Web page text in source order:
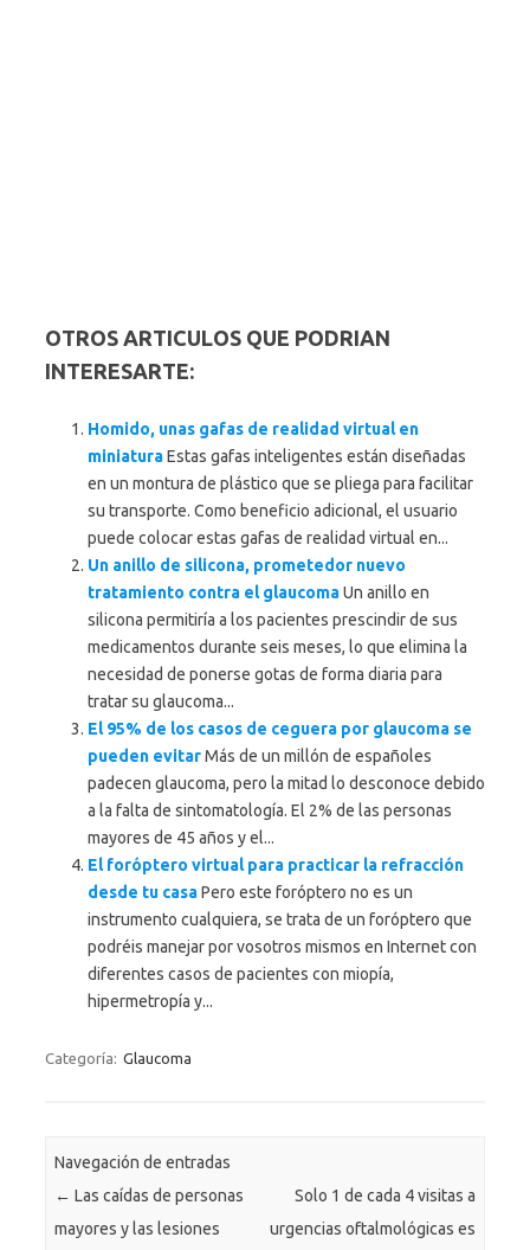
OTROS ARTICULOS QUE PODRIAN
INTERESARTE:
Homido, unas gafas de realidad virtual en
miniaturaEstas gafas inteligentes están diseñadas
en un montura de plástico que se pliega para facilitar
su transporte. Como beneficio adicional, el usuario
puede colocar estas gafas de realidad virtual en...
Un anillo de silicona, prometedor nuevo
tratamiento contra el glaucomaUn anillo en
silicona permitiría a los pacientes prescindir de sus
medicamentos durante seis meses, lo que elimina la
necesidad de ponerse gotas de forma diaria para
tratar su glaucoma...
El 95% de los casos de ceguera por glaucoma se
pueden evitarMás de un millón de españoles
padecen glaucoma, pero la mitad lo desconoce debido
a la falta de sintomatología. El 2% de las personas
mayores de 45 años y el...
El foróptero virtual para practicar la refracción
desde tu casaPero este foróptero no es un
instrumento cualquiera, se trata de un foróptero que
podréis manejar por vosotros mismos en Internet con
diferentes casos de pacientes con miopía,
hipermetropía y...
Categoría: Glaucoma
Navegación de entradas
← Las caídas de personas
mayores y las lesiones
Solo 1 de cada 4 visitas a
urgencias oftalmológicas es